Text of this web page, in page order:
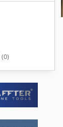
(0)